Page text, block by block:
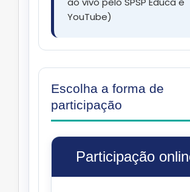
YouTube)
Escolha a forma de
participação
Participação